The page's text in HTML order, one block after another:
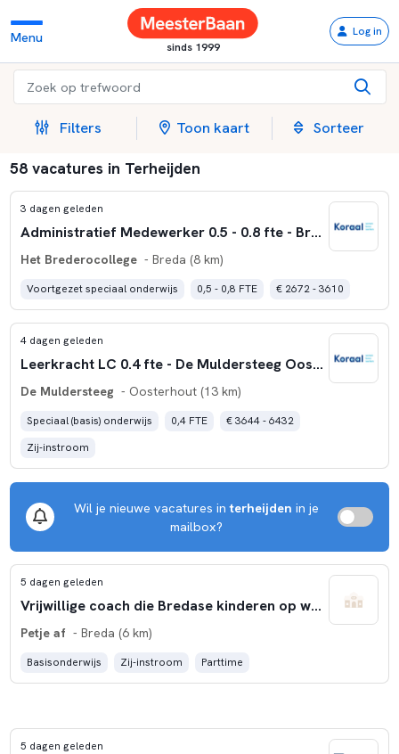
Menu
sinds 1999
Log in
Filters Toon kaart Sorteer
58 vacatures in Terheijden
3 dagen geleden
Administratief Medewerker 0.5 - 0.8 fte - Brederocollege VMBO Breda
Het Brederocollege - Breda (8 km)
Voortgezet speciaal onderwijs 0,5 - 0,8 FTE € 2672 - 3610
4 dagen geleden
Leerkracht LC 0.4 fte - De Muldersteeg Oosterhout
De Muldersteeg - Oosterhout (13 km)
Speciaal (basis) onderwijs 0,4 FTE
€ 3644 - 6432
Zij-instroom
Wil je nieuwe vacatures interheijden in je
mailbox?
5 dagen geleden
Vrijwillige coach die Bredase kinderen op weg helpt
Petje af - Breda (6 km)
Basisonderwijs Zij-instroom Parttime
5 dagen geleden